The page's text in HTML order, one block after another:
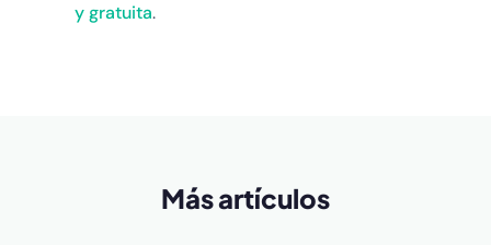
y gratuita.
Más artículos